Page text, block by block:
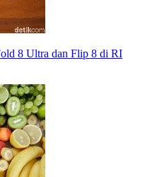
8 Ultra dan Flip 8 di RI